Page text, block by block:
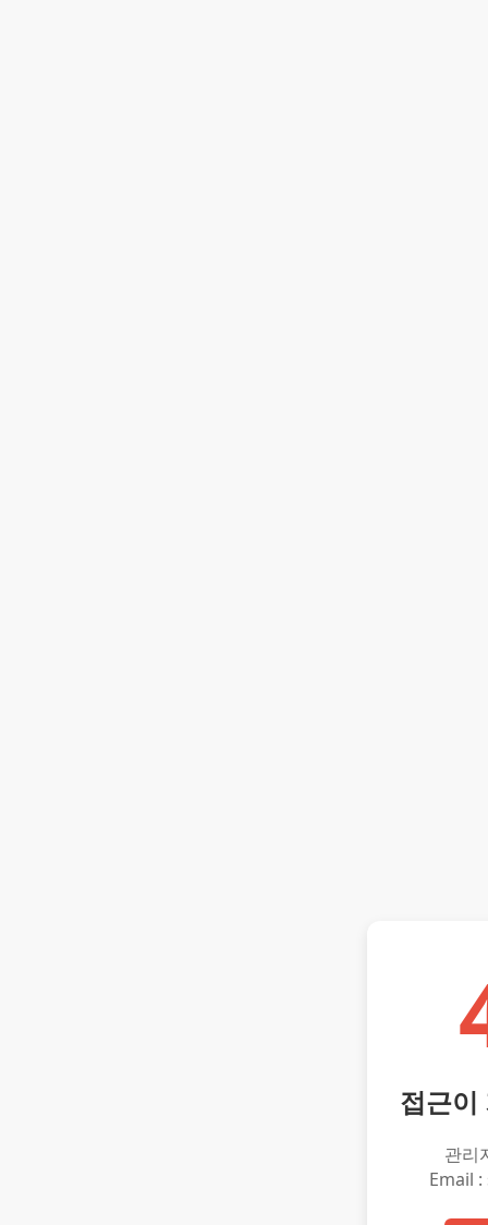
접근이
관리
Email